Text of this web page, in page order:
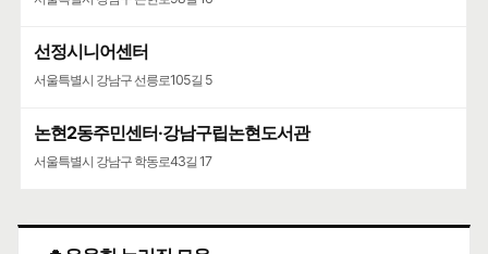
선정시니어센터
서울특별시 강남구 선릉로105길 5
논현2동주민센터·강남구립논현도서관
서울특별시 강남구 학동로43길 17